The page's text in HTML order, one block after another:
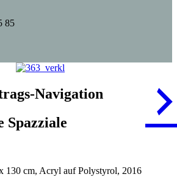
85
Navigation
Spazziale
130 cm, Acryl auf Polystyrol, 2016